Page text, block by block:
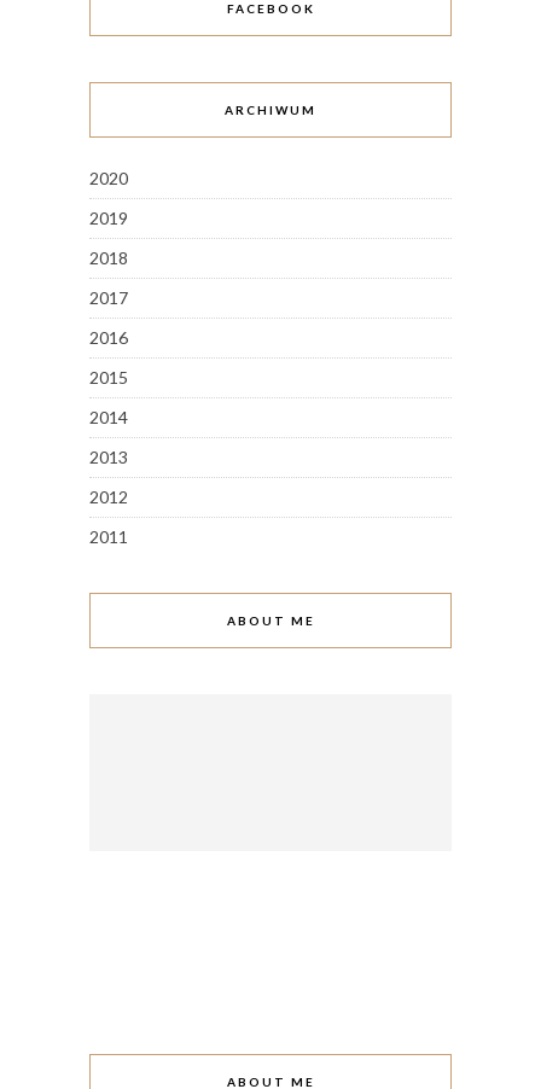
FACEBOOK
ARCHIWUM
2020
2019
2018
2017
2016
2015
2014
2013
2012
2011
ABOUT ME
ABOUT ME